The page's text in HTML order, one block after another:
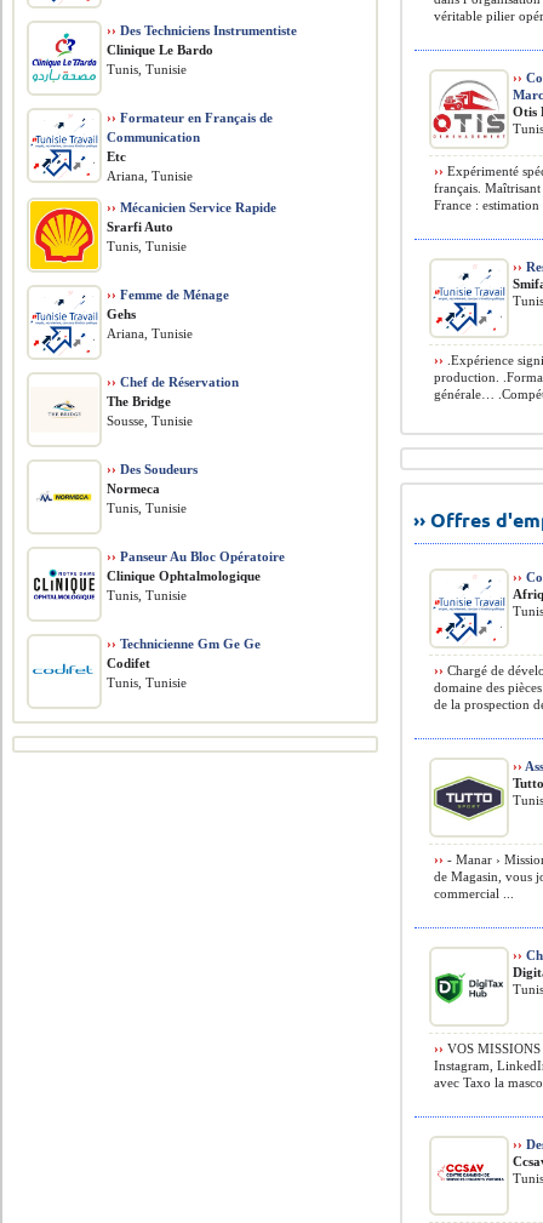
véritable pilier
››
Otis
›› Expérimenté
français.
France :
››
›› .Expérience
production.
générale…
›› Offres
››
›› Chargé de
domaine des
de la prospection
››
›› - Manar ›
de Magasin, vous
commercial ...
››
›› VOS MISSIONS
Instagram,
avec Taxo la
››
›› Des Techniciens Instrumentiste
Clinique Le Bardo
Tunis, Tunisie
›› Formateur en Français de
Communication
Etc
Ariana, Tunisie
›› Mécanicien Service Rapide
Srarfi Auto
Tunis, Tunisie
›› Femme de Ménage
Gehs
Ariana, Tunisie
›› Chef de Réservation
The Bridge
Sousse, Tunisie
›› Des Soudeurs
Normeca
Tunis, Tunisie
›› Panseur Au Bloc Opératoire
Clinique Ophtalmologique
Tunis, Tunisie
›› Technicienne Gm Ge Ge
Codifet
Tunis, Tunisie